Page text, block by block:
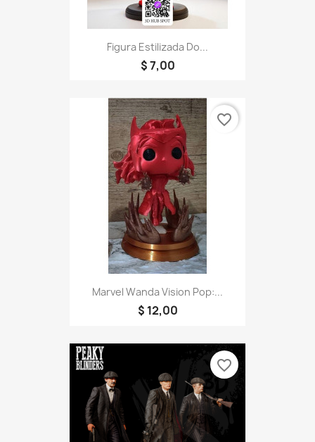
Figura Estilizada Do...
$ 7,00
Marvel Wanda Vision Pop:...
$ 12,00
favorite_border
favorite_border